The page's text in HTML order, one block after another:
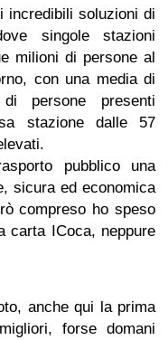
incredibili soluzioni di
singole stazioni
milioni di persone al
con una media di
persone presenti
stazione dalle 57
pubblico una
sicura ed economica
compreso ho speso
carta ICoca, neppure
anche qui la prima
forse domani